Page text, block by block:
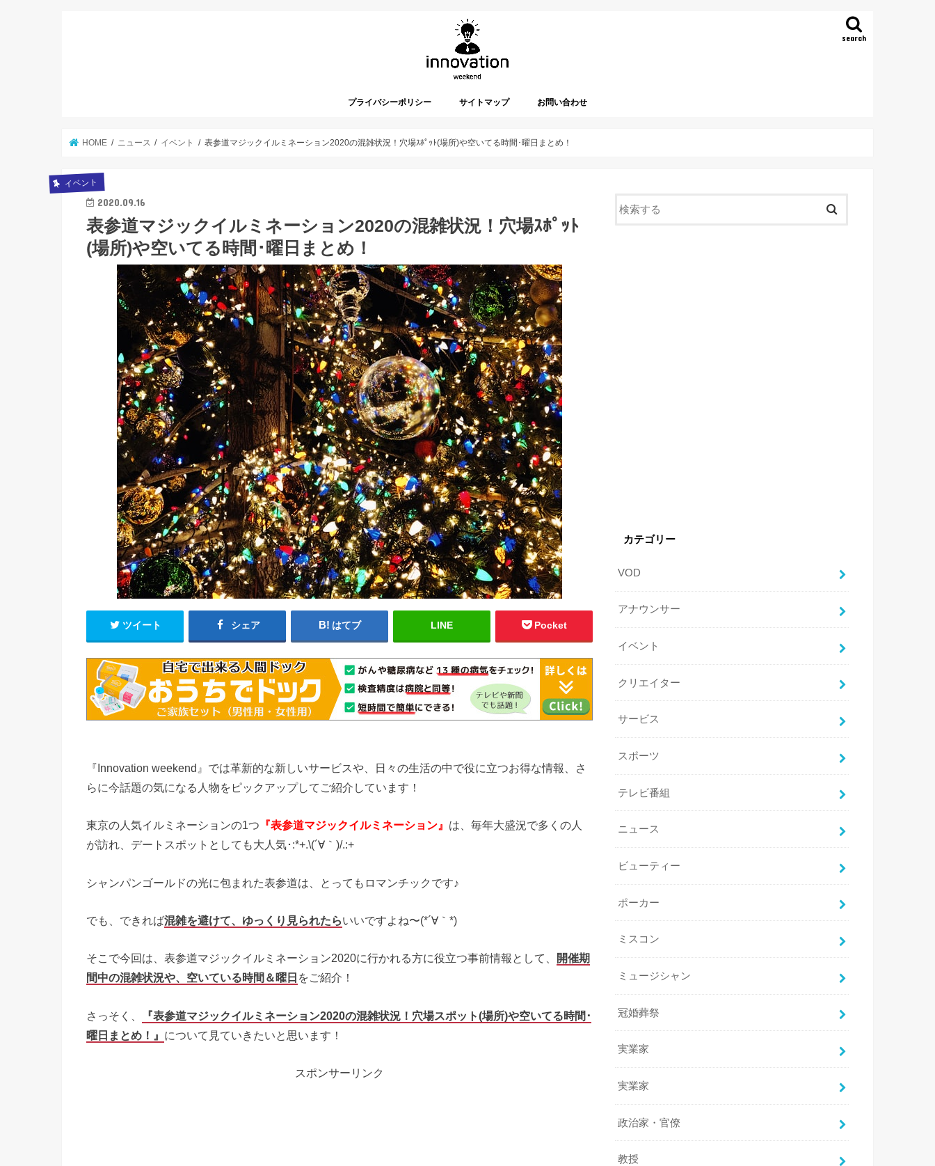
search
プライバシーポリシー サイトマップ お問い合わせ
HOME ニュース イベント 表参道マジックイルミネーション2020の混雑状況！穴場ｽﾎﾟｯﾄ(場所)や空いてる時間･曜日まとめ！
イベント
2020.09.16
表参道マジックイルミネーション2020の混雑状況！穴場ｽﾎﾟｯﾄ
(場所)や空いてる時間･曜日まとめ！
ツイート シェア はてブ LINE Pocket
『Innovation weekend』では革新的な新しいサービスや、日々の生活の中で役に立つお得な情報、さ
らに今話題の気になる人物をピックアップしてご紹介しています！
東京の人気イルミネーションの1つ 『表参道マジックイルミネーション』 は、毎年大盛況で多くの人
が訪れ、デートスポットとしても大人気･:*+.\(´∀｀)/.:+
シャンパンゴールドの光に包まれた表参道は、とってもロマンチックです♪
でも、できれば混雑を避けて、ゆっくり見られたらいいですよね〜(*´∀｀*)
そこで今回は、表参道マジックイルミネーション2020に行かれる方に役立つ事前情報として、
開催期
間中の混雑状況や、空いている時間＆曜日 をご紹介！
さっそく、
『表参道マジックイルミネーション2020の混雑状況！穴場スポット(場所)や空いてる時間･
曜日まとめ！』 について見ていきたいと思います！
スポンサーリンク
カテゴリー
VOD
アナウンサー
イベント
クリエイター
サービス
スポーツ
テレビ番組
ニュース
ビューティー
ポーカー
ミスコン
ミュージシャン
冠婚葬祭
実業家
実業家
政治家・官僚
教授